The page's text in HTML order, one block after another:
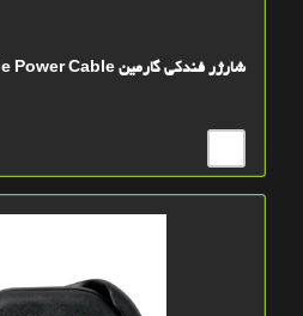
شارژر فندکی گارمین Vehicle Power Cable